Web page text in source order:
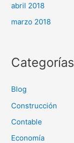
abril 2018
marzo 2018
Categorías
Blog
Construcción
Contable
Economía